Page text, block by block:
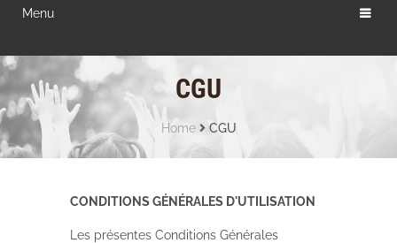
Menu
CGU
Home CGU
CONDITIONS GÉNÉRALES D'UTILISATION
Les présentes Conditions Générales